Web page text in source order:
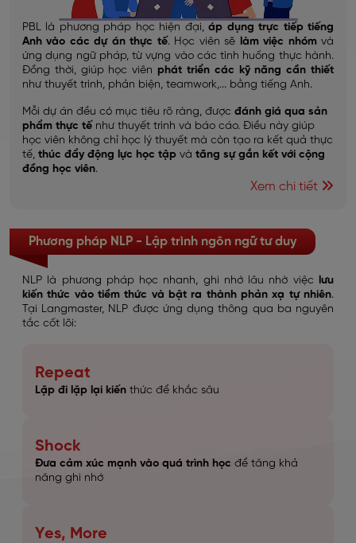
PBL là phương pháp học hiện đại,áp dụng trực tiếp tiếng
Anh vào các dự án thực tế. Học viên sẽ làm việc nhómvà
ứng dụng ngữ pháp, từ vựng vào các tình huống thực hành.
Đồng thời, giúp học viên phát triển các kỹ năng cần thiết
như thuyết trình, phản biện, teamwork,... bằng tiếng Anh.
Mỗi dự án đều có mục tiêu rõ ràng, được đánh giá qua sản
phẩm thực tế như thuyết trình và báo cáo. Điều này giúp
học viên không chỉ học lý thuyết mà còn tạo ra kết quả thực
tế, thúc đẩy động lực học tập và tăng sự gắn kết với cộng
đồng học viên.
Xem chi tiết
Phương pháp NLP - Lập trình ngôn ngữ tư duy
NLP là phương pháp học nhanh, ghi nhớ lâu nhờ việc lưu
kiến thức vào tiềm thức và bật ra thành phản xạ tự nhiên.
Tại Langmaster, NLP được ứng dụng thông qua ba nguyên
tắc cốt lõi:
Repeat
Lặp đi lặp lại kiến thức để khắc sâu
Shock
Đưa cảm xúc mạnh vào quá trình học để tăng khả
năng ghi nhớ
Yes, More